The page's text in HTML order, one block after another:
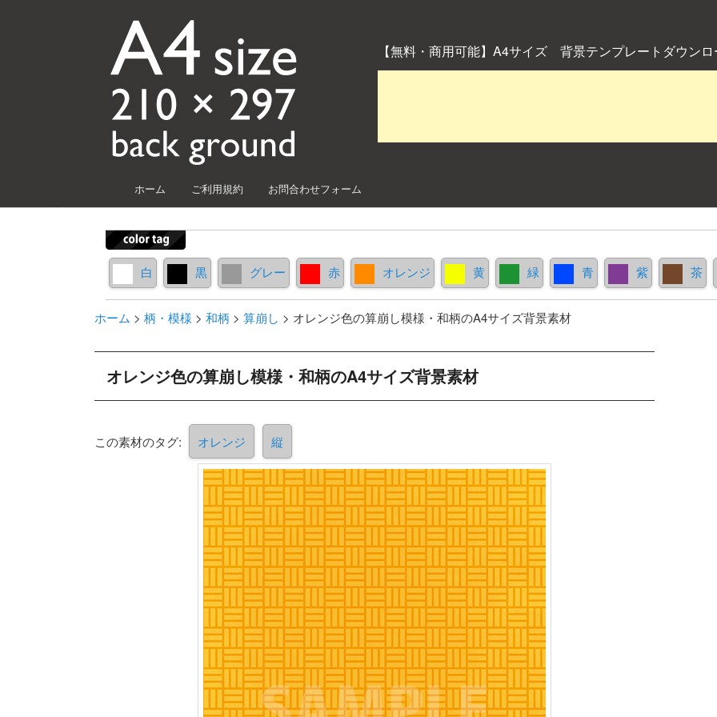
【無料・商用可能】A4サイズ 背景テンプレートダウン
メインコンテンツへ移動
サブコンテンツへ移動
ホーム ご利用規約 お問合わせフォーム
白 黒 グレー 赤 オレンジ 黄 緑 青 紫 茶
ホーム > 柄・模様 > 和柄 > 算崩し > オレンジ色の算崩し模様・和柄のA4サイズ背景素材
オレンジ色の算崩し模様・和柄のA4サイズ背景素材
この素材のタグ: オレンジ 縦